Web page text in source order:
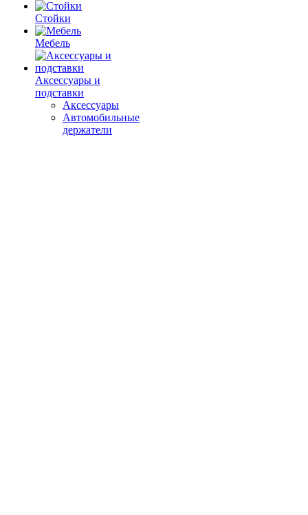
Стойки
Мебель
Аксессуары и
подставки
Аксессуары
Автомобильные
держатели